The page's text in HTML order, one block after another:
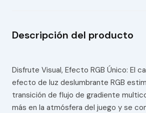
Descripción del producto
Disfrute Visual, Efecto RGB Único: El
efecto de luz deslumbrante RGB
transición de flujo de gradiente
más en la atmósfera del juego y se